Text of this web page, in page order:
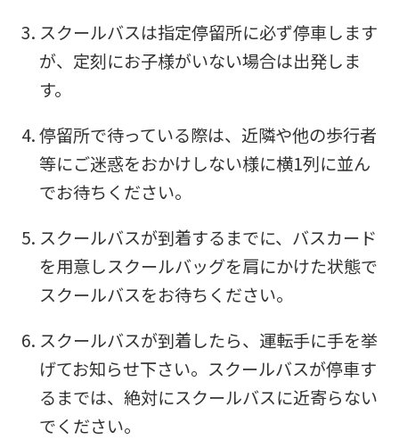
スクールバスは指定停留所に必ず停車します
が、定刻にお子様がいない場合は出発しま
す。
停留所で待っている際は、近隣や他の歩行者
等にご迷惑をおかけしない様に横1列に並ん
でお待ちください。
スクールバスが到着するまでに、バスカード
を用意しスクールバッグを肩にかけた状態で
スクールバスをお待ちください。
スクールバスが到着したら、運転手に手を挙
げてお知らせ下さい。スクールバスが停車す
るまでは、絶対にスクールバスに近寄らない
でください。